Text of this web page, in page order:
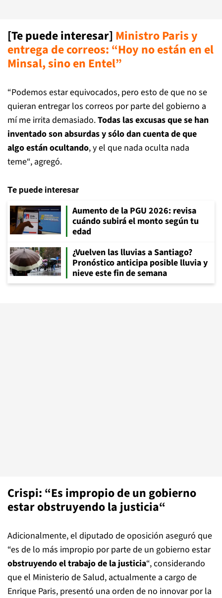
[Te puede interesar] Ministro Paris y
entrega de correos: “Hoy no están en el
Minsal, sino en Entel”
“Podemos estar equivocados, pero esto de que no se
quieran entregar los correos por parte del gobierno a
mí me irrita demasiado.Todas las excusas que se han
inventado son absurdas y sólo dan cuenta de que
algo están ocultando, y el que nada oculta nada
teme“, agregó.
Te puede interesar
Aumento de la PGU 2026: revisa
cuándo subirá el monto según tu
edad
¿Vuelven las lluvias a Santiago?
Pronóstico anticipa posible lluvia y
nieve este fin de semana
Crispi: “Es impropio de un gobierno
estar obstruyendo la justicia“
Adicionalmente, el diputado de oposición aseguró que
“es de lo más impropio por parte de un gobierno estar
obstruyendo el trabajo de la justicia“, considerando
que el Ministerio de Salud, actualmente a cargo de
Enrique Paris, presentó una orden de no innovar por la